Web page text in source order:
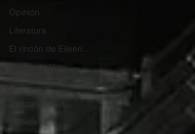
Opinión
Literatura
El rincón de Eileen...
Estilos de Vida
Teatro
Danza y Ballet
Música